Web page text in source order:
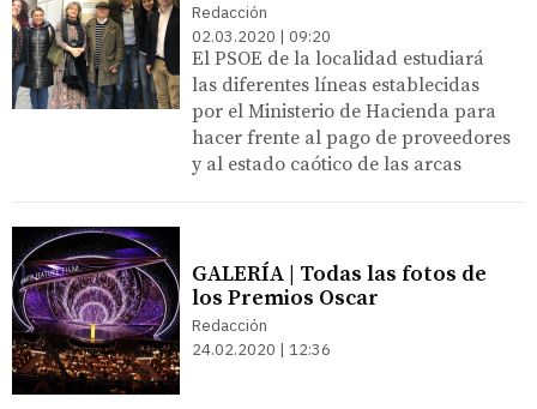
Redacción
02.03.2020 | 09:20
El PSOE de la localidad estudiará
las diferentes líneas establecidas
por el Ministerio de Hacienda para
hacer frente al pago de proveedores
y al estado caótico de las arcas
GALERÍA | Todas las fotos de
los Premios Oscar
Redacción
24.02.2020 | 12:36